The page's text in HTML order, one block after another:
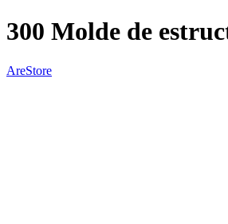
300 Molde de
AreStore